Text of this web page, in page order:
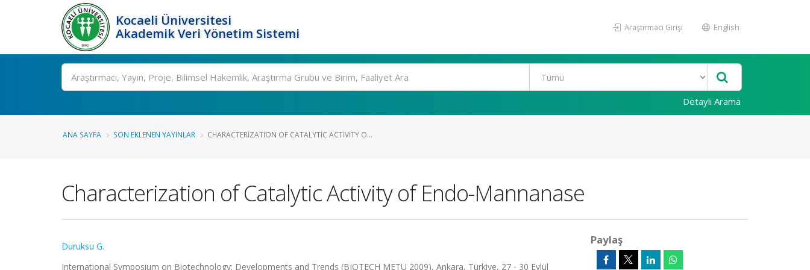
Kocaeli Üniversitesi
Akademik Veri Yönetim Sistemi
Araştırmacı Girişi English
Ara
Detaylı Arama
ANA SAYFA SON EKLENEN YAYINLAR CHARACTERIZATION OF CATALYTIC ACTIVITY O...
Characterization of Catalytic Activity of Endo-Mannanase
Duruksu G.
International Symposium on Biotechnology: Developments and Trends (BIOTECH METU 2009), Ankara, Türkiye, 27 - 30 Eylül
Paylaş